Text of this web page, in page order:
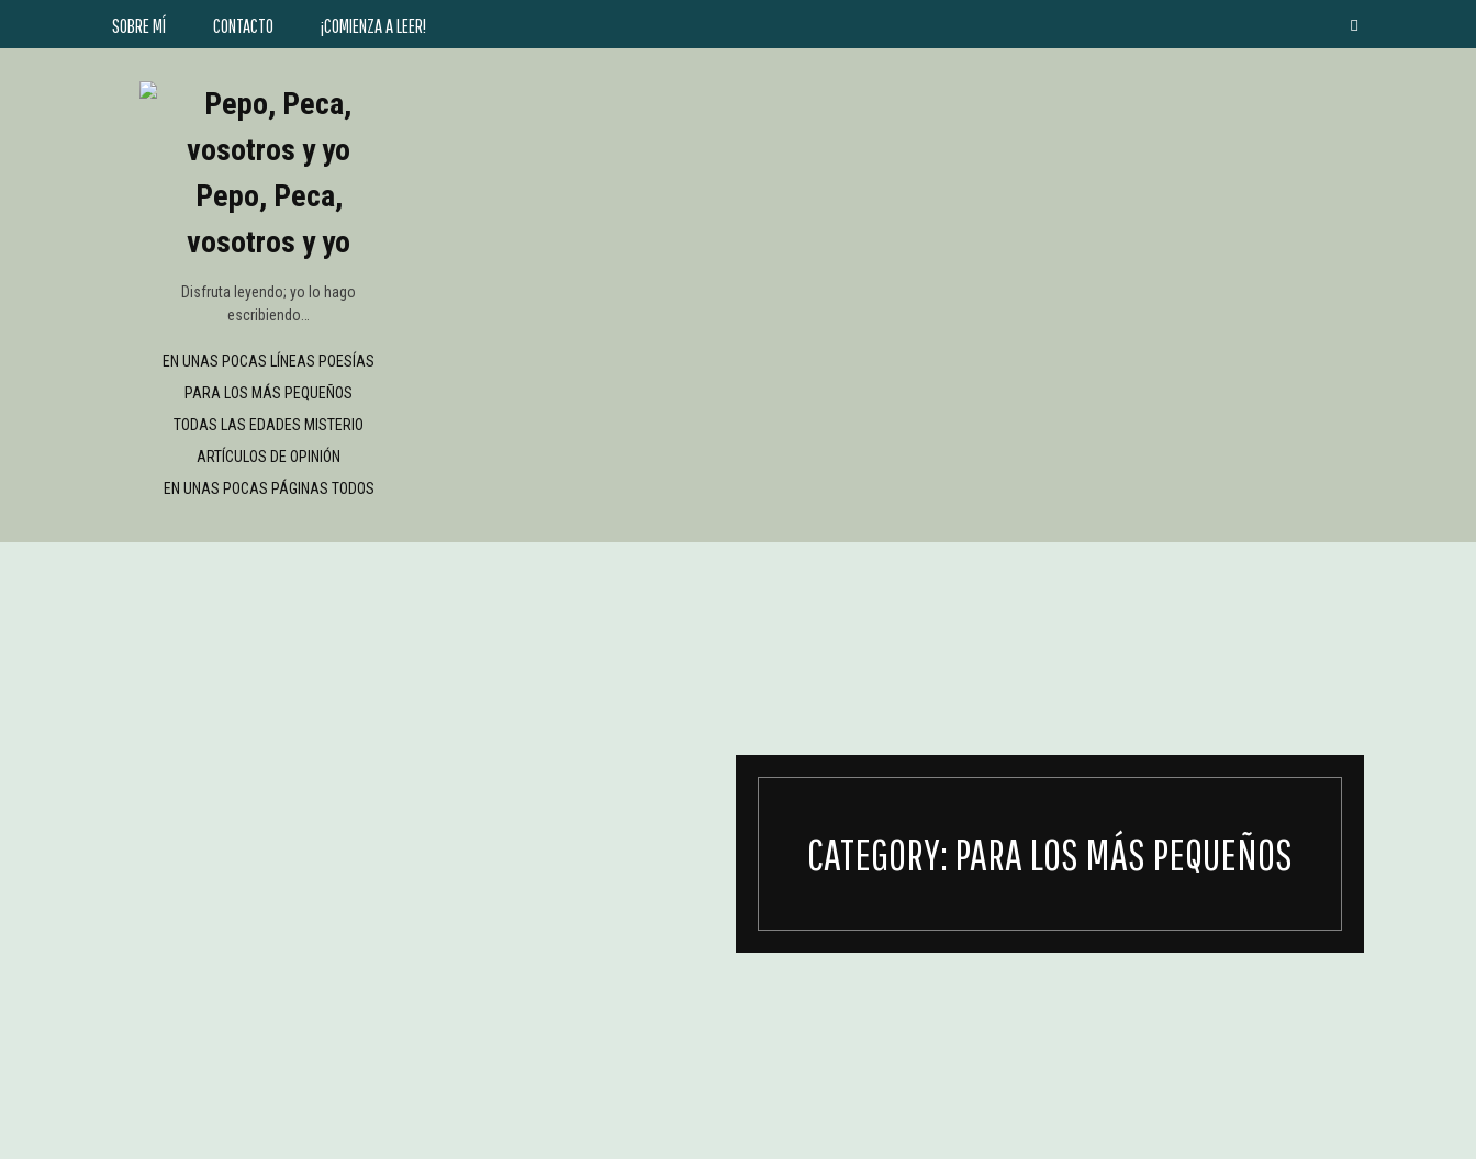
SOBRE MÍ CONTACTO ¡COMIENZA A LEER!
Pepo, Peca,
vosotros y yo
Disfruta leyendo; yo lo hago
escribiendo…
EN UNAS POCAS LÍNEAS POESÍAS
PARA LOS MÁS PEQUEÑOS
TODAS LAS EDADES MISTERIO
ARTÍCULOS DE OPINIÓN
EN UNAS POCAS PÁGINAS TODOS
CATEGORY: PARA LOS MÁS PEQUEÑOS